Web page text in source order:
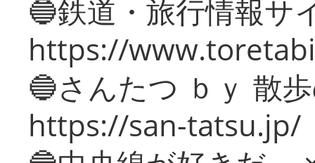
🔵鉄道・旅行情報サ
https://
🔵さんたつ ｂｙ 散
https://san-tatsu.jp/